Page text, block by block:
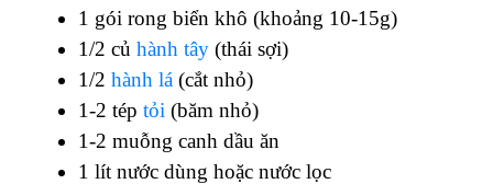
1 gói rong biển khô (khoảng 10-15g)
1/2 củ hành tây (thái sợi)
1/2 hành lá (cắt nhỏ)
1-2 tép tỏi (băm nhỏ)
1-2 muỗng canh dầu ăn
1 lít nước dùng hoặc nước lọc